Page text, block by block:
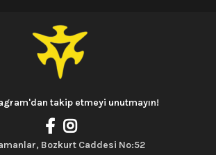
takip etmeyi unutmayın!
Bozkurt Caddesi No:52